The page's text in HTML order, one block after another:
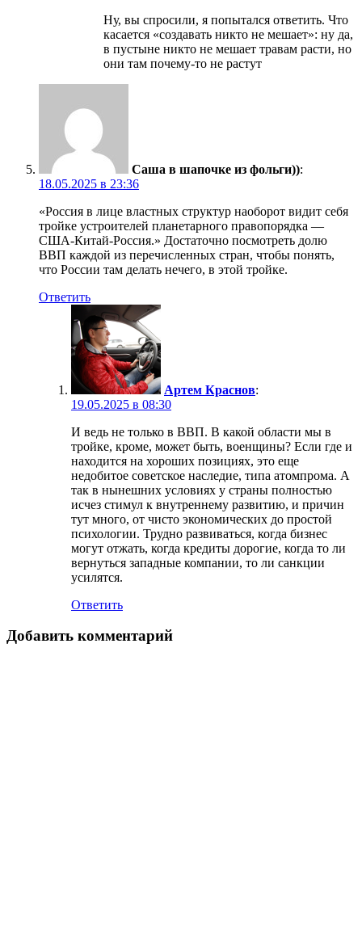
Ну, вы спросили, я попытался ответить. Что
касается «создавать никто не мешает»: ну да,
в пустыне никто не мешает травам расти, но
они там почему-то не растут
Саша в шапочке из фольги)):
18.05.2025 в 23:36
«Россия в лице властных структур наоборот видит себя
тройке устроителей планетарного правопорядка —
США-Китай-Россия.» Достаточно посмотреть долю
ВВП каждой из перечисленных стран, чтобы понять,
что России там делать нечего, в этой тройке.
Ответить
Артем Краснов:
19.05.2025 в 08:30
И ведь не только в ВВП. В какой области мы в
тройке, кроме, может быть, военщины? Если где и
находится на хороших позициях, это еще
недобитое советское наследие, типа атомпрома. А
так в нынешних условиях у страны полностью
исчез стимул к внутреннему развитию, и причин
тут много, от чисто экономических до простой
психологии. Трудно развиваться, когда бизнес
могут отжать, когда кредиты дорогие, когда то ли
вернуться западные компании, то ли санкции
усилятся.
Ответить
Добавить комментарий